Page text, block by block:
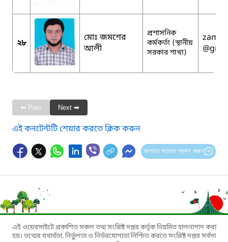
২৮
মোঃ জমশের
আলী
প্রশাসনিক
কর্মকর্তা (স্থানীয়
সরকার শাখা)
⬅ Prev Next ➡
এই কনটেন্টটি শেয়ার করতে ক্লিক করুন
আপনার মতামত প্রদান করুন
এই ওয়েবসাইটে প্রকাশিত সকল তথ্য সংশ্লিষ্ট দপ্তর কর্তৃক নিয়মিত হালনাগাদ করা
হয়। তথ্যের যথার্থতা, নির্ভুলতা ও নির্ভরযোগ্যতা নিশ্চিত করতে সংশ্লিষ্ট দপ্তর সর্বদা